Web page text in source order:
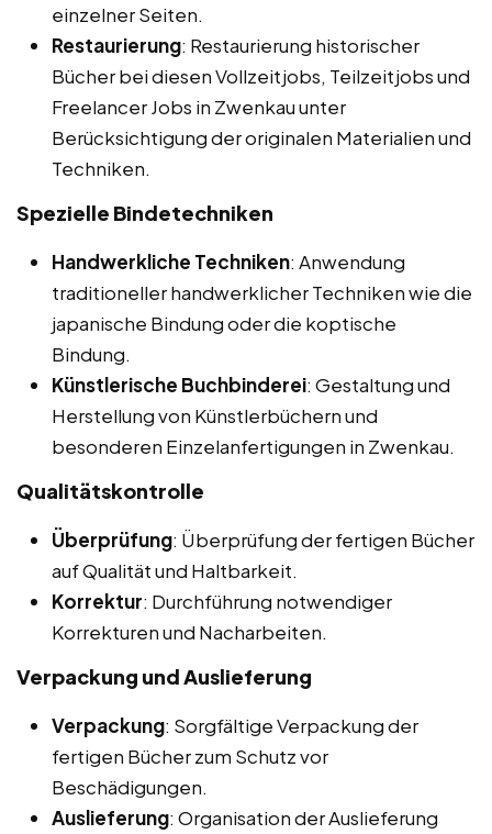
einzelner Seiten.
Restaurierung: Restaurierung historischer
Bücher bei diesen Vollzeitjobs, Teilzeitjobs und
Freelancer Jobs in Zwenkau unter
Berücksichtigung der originalen Materialien und
Techniken.
Spezielle Bindetechniken
Handwerkliche Techniken: Anwendung
traditioneller handwerklicher Techniken wie die
japanische Bindung oder die koptische
Bindung.
Künstlerische Buchbinderei: Gestaltung und
Herstellung von Künstlerbüchern und
besonderen Einzelanfertigungen in Zwenkau.
Qualitätskontrolle
Überprüfung: Überprüfung der fertigen Bücher
auf Qualität und Haltbarkeit.
Korrektur: Durchführung notwendiger
Korrekturen und Nacharbeiten.
Verpackung und Auslieferung
Verpackung: Sorgfältige Verpackung der
fertigen Bücher zum Schutz vor
Beschädigungen.
Auslieferung: Organisation der Auslieferung